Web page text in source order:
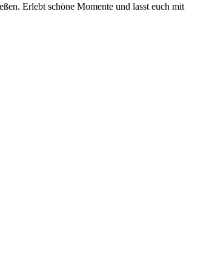
Erlebt schöne Momente und lasst euch mit